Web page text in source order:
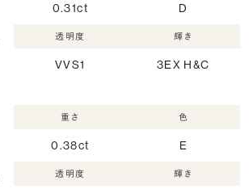
0.31ct D
透明度
VVS1
輝き
3EX H&C
重さ
0.38ct
色
E
透明度 輝き